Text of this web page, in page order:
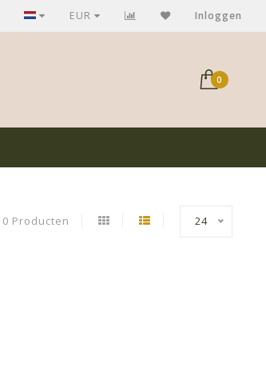
GRATIS verzending bij aankoop > €75,-
EUR Inloggen
0
0 Producten 24